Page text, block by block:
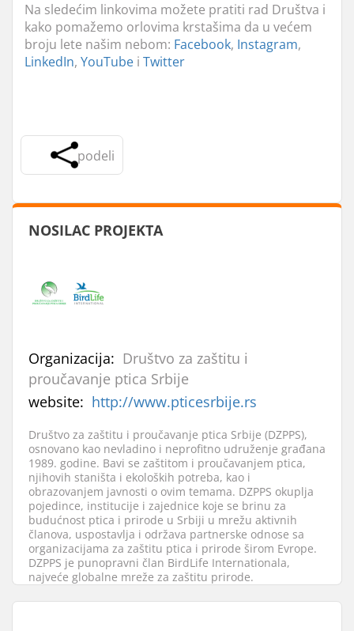
Na sledećim linkovima možete pratiti rad Društva i
kako pomažemo orlovima krstašima da u većem
broju lete našim nebom: Facebook, Instagram,
LinkedIn, YouTube i Twitter
podeli
NOSILAC PROJEKTA
Organizacija: Društvo za zaštitu i
proučavanje ptica Srbije
website: http://www.pticesrbije.rs
Društvo za zaštitu i proučavanje ptica Srbije (DZPPS),
osnovano kao nevladino i neprofitno udruženje građana
1989. godine. Bavi se zaštitom i proučavanjem ptica,
njihovih staništa i ekoloških potreba, kao i
obrazovanjem javnosti o ovim temama. DZPPS okuplja
pojedince, institucije i zajednice koje se brinu za
budućnost ptica i prirode u Srbiji u mrežu aktivnih
članova, uspostavlja i održava partnerske odnose sa
organizacijama za zaštitu ptica i prirode širom Evrope.
DZPPS je punopravni član BirdLife Internationala,
najveće globalne mreže za zaštitu prirode.